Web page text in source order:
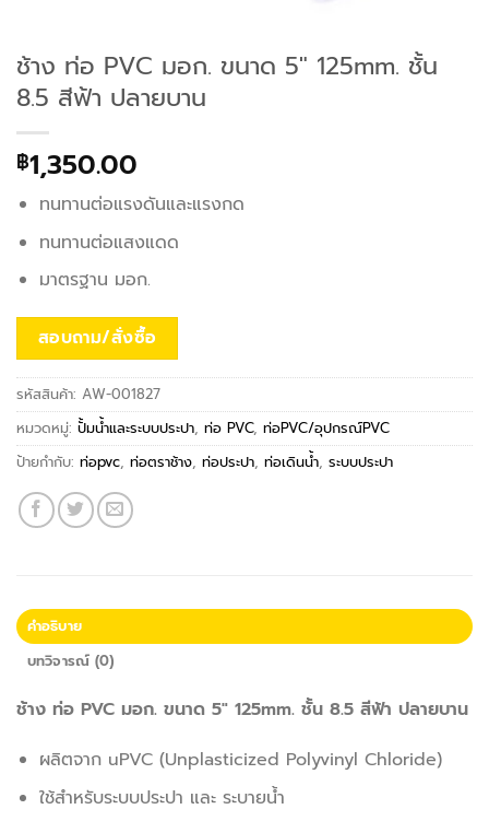
ช้าง ท่อ PVC มอก. ขนาด 5″ 125mm. ชั้น
8.5 สีฟ้า ปลายบาน
฿1,350.00
ทนทานต่อแรงดันและแรงกด
ทนทานต่อแสงแดด
มาตรฐาน มอก.
สอบถาม/สั่งซื้อ
รหัสสินค้า: AW-001827
หมวดหมู่: ปั้มน้ำและระบบประปา, ท่อ PVC, ท่อPVC/อุปกรณ์PVC
ป้ายกำกับ: ท่อpvc, ท่อตราช้าง, ท่อประปา, ท่อเดินน้ำ, ระบบประปา
คำอธิบาย
บทวิจารณ์ (0)
ช้าง ท่อ PVC มอก. ขนาด 5″ 125mm. ชั้น 8.5 สีฟ้า ปลายบาน
ผลิตจาก uPVC (Unplasticized Polyvinyl Chloride)
ใช้สำหรับระบบประปา และ ระบายน้ำ